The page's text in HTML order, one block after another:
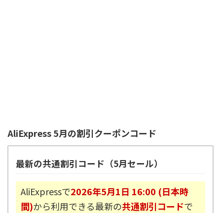
AliExpress 5月の割引クーポンコード
最新の共通割引コード（5月セール）
AliExpressで2026年5月1日 16:00 (日本時
間)から利用できる最新の共通割引コードで